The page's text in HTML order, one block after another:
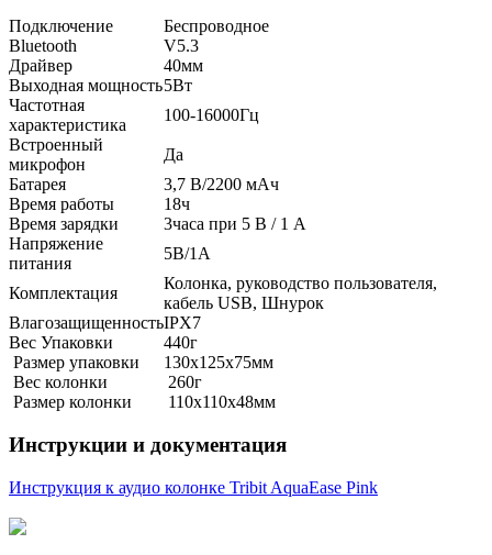
Подключение
Беспроводное
Bluetooth
V5.3
Драйвер
40мм
Выходная мощность5Вт
Частотная
характеристика
100-16000Гц
Встроенный
микрофон
Да
Батарея
3,7 В/2200 мАч
Время работы
18ч
Время зарядки
3часа при 5 В / 1 А
Напряжение
питания
5В/1А
Комплектация
Колонка, руководство пользователя,
кабель USB, Шнурок
ВлагозащищенностьIPХ7
Вес Упаковки
440г
Размер упаковки
130х125х75мм
Вес колонки
260г
Размер колонки
110х110х48мм
Инструкции и документация
Инструкция к аудио колонке Tribit AquaEase Pink